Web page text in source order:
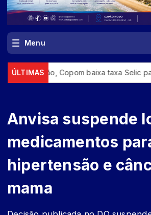
Menu
ÚLTIMAS
Copom baixa taxa Selic para 14%
Anvisa suspende
medicamentos
hipertensão e
mama